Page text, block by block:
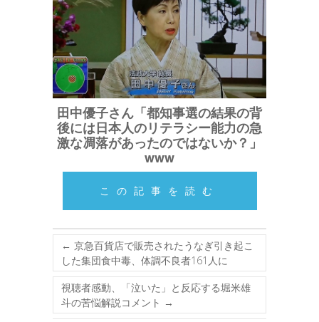
田中優子さん「都知事選の結果の背
後には日本人のリテラシー能力の急
激な凋落があったのではないか？」
www
この記事を読む
← 京急百貨店で販売されたうなぎ引き起こ
した集団食中毒、体調不良者161人に
視聴者感動、「泣いた」と反応する堀米雄
斗の苦悩解説コメント →